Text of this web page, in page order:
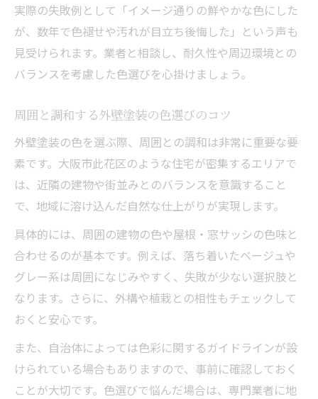
実際の失敗例として「イメージ通りの鮮やかな色にした
が、数年で色褪せや汚れが目立ち後悔した」という声も
見受けられます。業者と相談し、耐久性や周辺環境との
バランスを考慮した色選びを心掛けましょう。
周囲と調和する外壁塗装の色選びのコツ
外壁塗装の色を選ぶ際、周囲との調和は非常に重要な要
素です。大阪市此花区のような住宅が密集するエリアで
は、近隣の建物や街並みとのバランスを意識すること
で、地域に溶け込んだ自然な仕上がりが実現します。
具体的には、周囲の建物の色や屋根・窓サッシの色味と
合わせるのが基本です。例えば、落ち着いたベージュや
グレー系は周囲になじみやすく、失敗が少ない選択肢と
なります。さらに、外構や植栽との相性もチェックして
おくと安心です。
また、自治体によっては色彩に関するガイドラインが設
けられている場合もありますので、事前に確認しておく
ことが大切です。色選びで悩んだ場合は、専門業者に地